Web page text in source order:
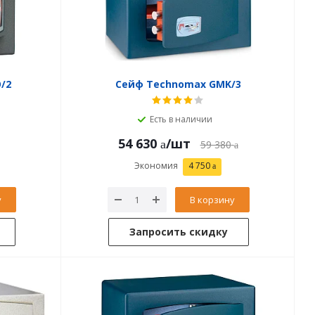
2 Сейф Technomax GMK/3
Есть в наличии
54 630 /шт 59 380
Экономия 4 750
В корзину
Запросить скидку